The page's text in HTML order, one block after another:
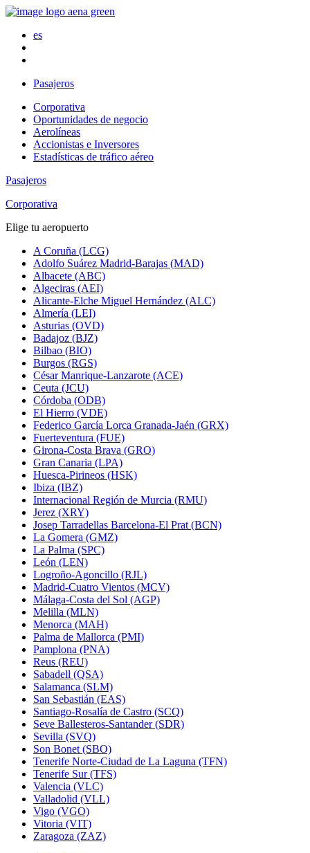
es
Pasajeros
Corporativa
Oportunidades de negocio
Aerolíneas
Accionistas e Inversores
Estadísticas de tráfico aéreo
Pasajeros
Corporativa
Elige tu aeropuerto
A Coruña (LCG)
Adolfo Suárez Madrid-Barajas (MAD)
Albacete (ABC)
Algeciras (AEI)
Alicante-Elche Miguel Hernández (ALC)
Almería (LEI)
Asturias (OVD)
Badajoz (BJZ)
Bilbao (BIO)
Burgos (RGS)
César Manrique-Lanzarote (ACE)
Ceuta (JCU)
Córdoba (ODB)
El Hierro (VDE)
Federico García Lorca Granada-Jaén (GRX)
Fuerteventura (FUE)
Girona-Costa Brava (GRO)
Gran Canaria (LPA)
Huesca-Pirineos (HSK)
Ibiza (IBZ)
Internacional Región de Murcia (RMU)
Jerez (XRY)
Josep Tarradellas Barcelona-El Prat (BCN)
La Gomera (GMZ)
La Palma (SPC)
León (LEN)
Logroño-Agoncillo (RJL)
Madrid-Cuatro Vientos (MCV)
Málaga-Costa del Sol (AGP)
Melilla (MLN)
Menorca (MAH)
Palma de Mallorca (PMI)
Pamplona (PNA)
Reus (REU)
Sabadell (QSA)
Salamanca (SLM)
San Sebastián (EAS)
Santiago-Rosalía de Castro (SCQ)
Seve Ballesteros-Santander (SDR)
Sevilla (SVQ)
Son Bonet (SBO)
Tenerife Norte-Ciudad de La Laguna (TFN)
Tenerife Sur (TFS)
Valencia (VLC)
Valladolid (VLL)
Vigo (VGO)
Vitoria (VIT)
Zaragoza (ZAZ)